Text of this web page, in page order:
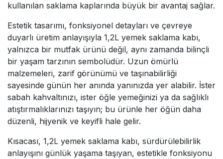
kullanılan saklama kaplarında büyük bir avantaj sağlar.
Estetik tasarımı, fonksiyonel detayları ve çevreye
duyarlı üretim anlayışıyla 1,2L yemek saklama kabı,
yalnızca bir mutfak ürünü değil, aynı zamanda bilinçli
bir yaşam tarzının sembolüdür. Uzun ömürlü
malzemeleri, zarif görünümü ve taşınabilirliği
sayesinde günün her anında yanınızda yer alabilir. İster
sabah kahvaltınızı, ister öğle yemeğinizi ya da sağlıklı
atıştırmalıklarınızı taşıyın; bu ürünle her öğün daha
düzenli, hijyenik ve keyifli hale gelir.
Kısacası, 1,2L yemek saklama kabı, sürdürülebilirlik
anlayışını günlük yaşama taşıyan, estetikle fonksiyonu